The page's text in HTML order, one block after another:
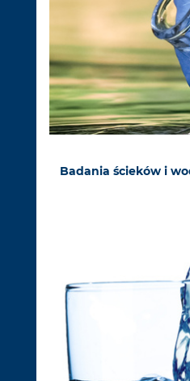
Badania ścieków i